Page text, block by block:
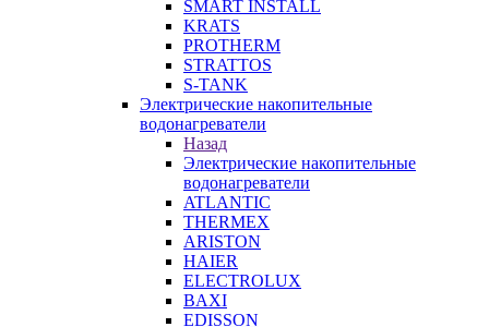
SMART INSTALL
KRATS
PROTHERM
STRATTOS
S-TANK
Электрические накопительные
водонагреватели
Назад
Электрические накопительные
водонагреватели
ATLANTIC
THERMEX
ARISTON
HAIER
ELECTROLUX
BAXI
EDISSON